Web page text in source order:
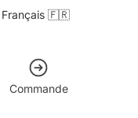
Français 🇫🇷
Commande